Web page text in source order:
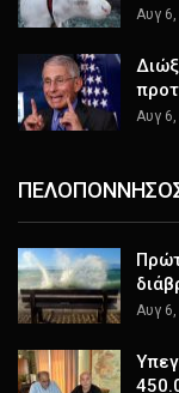
Αυγ
Αυγ
Αυγ